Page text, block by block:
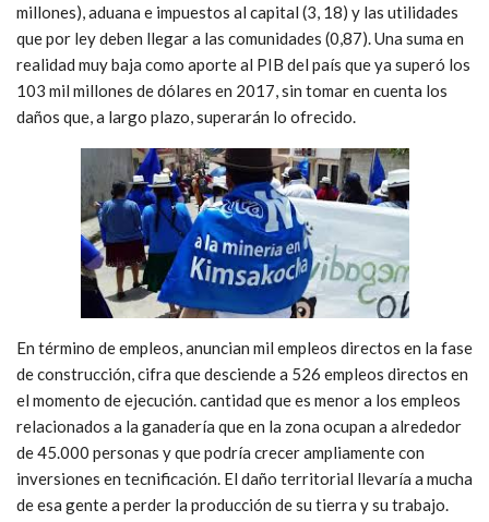
millones), aduana e impuestos al capital (3, 18) y las utilidades
que por ley deben llegar a las comunidades (0,87). Una suma en
realidad muy baja como aporte al PIB del país que ya superó los
103 mil millones de dólares en 2017, sin tomar en cuenta los
daños que, a largo plazo, superarán lo ofrecido.
En término de empleos, anuncian mil empleos directos en la fase
de construcción, cifra que desciende a 526 empleos directos en
el momento de ejecución. cantidad que es menor a los empleos
relacionados a la ganadería que en la zona ocupan a alrededor
de 45.000 personas y que podría crecer ampliamente con
inversiones en tecnificación. El daño territorial llevaría a mucha
de esa gente a perder la producción de su tierra y su trabajo.